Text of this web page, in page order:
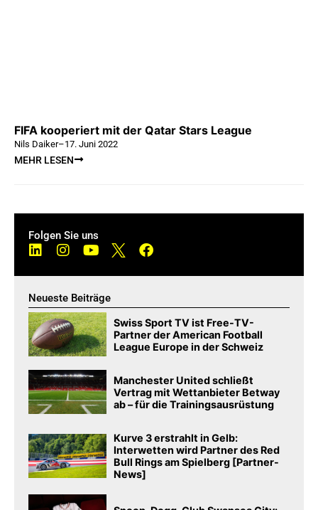
FIFA kooperiert mit der Qatar Stars League
Nils Daiker–17. Juni 2022
MEHR LESEN
Folgen Sie uns
Neueste Beiträge
Swiss Sport TV ist Free-TV-
Partner der American Football
League Europe in der Schweiz
Manchester United schließt
Vertrag mit Wettanbieter Betway
ab – für die Trainingsausrüstung
Kurve 3 erstrahlt in Gelb:
Interwetten wird Partner des Red
Bull Rings am Spielberg [Partner-
News]